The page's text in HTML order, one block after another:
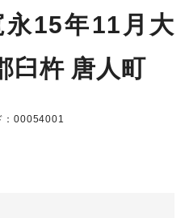
永15年11月大
臼杵 唐人町
：00054001